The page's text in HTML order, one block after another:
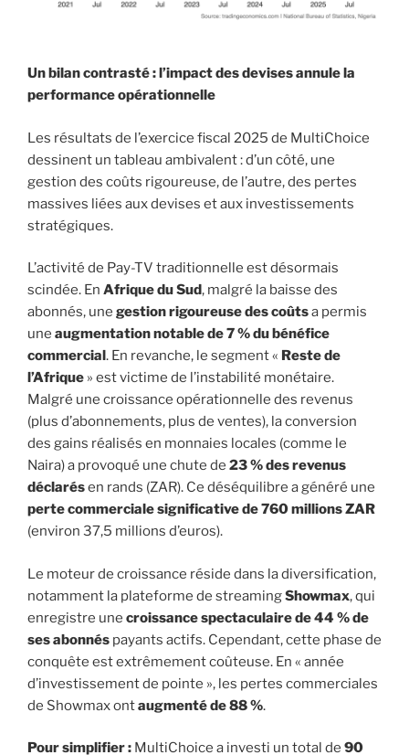
Un bilan contrasté : l’impact des devises annule la
performance opérationnelle
Les résultats de l’exercice fiscal 2025 de MultiChoice
dessinent un tableau ambivalent : d’un côté, une
gestion des coûts rigoureuse, de l’autre, des pertes
massives liées aux devises et aux investissements
stratégiques.
L’activité de Pay-TV traditionnelle est désormais
scindée. En Afrique du Sud, malgré la baisse des
abonnés, une gestion rigoureuse des coûtsa permis
une augmentation notable de 7 % du bénéfice
commercial. En revanche, le segment « Reste de
l’Afrique » est victime de l’instabilité monétaire.
Malgré une croissance opérationnelle des revenus
(plus d’abonnements, plus de ventes), la conversion
des gains réalisés en monnaies locales (comme le
Naira) a provoqué une chute de 23 % des revenus
déclarésen rands (ZAR). Ce déséquilibre a généré une
perte commerciale significative de 760 millions ZAR
(environ 37,5 millions d’euros).
Le moteur de croissance réside dans la diversification,
notamment la plateforme de streamingShowmax, qui
enregistre une croissance spectaculaire de 44 % de
ses abonnés payants actifs. Cependant, cette phase de
conquête est extrêmement coûteuse. En « année
d’investissement de pointe », les pertes commerciales
de Showmax ontaugmenté de 88 %.
Pour simplifier : MultiChoice a investi un total de 90